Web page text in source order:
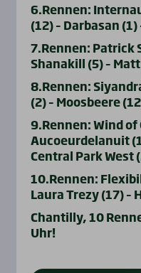
6.Rennen:
(12) – Darbasan
7.Rennen: Patrick
Shanakill (5) –
8.Rennen:
(2) – Moosbeere
9.Rennen: Wind of
Aucoeurdelanuit
Central Park West
10.Rennen:
Laura Trezy (17) –
Chantilly, 10
Uhr!